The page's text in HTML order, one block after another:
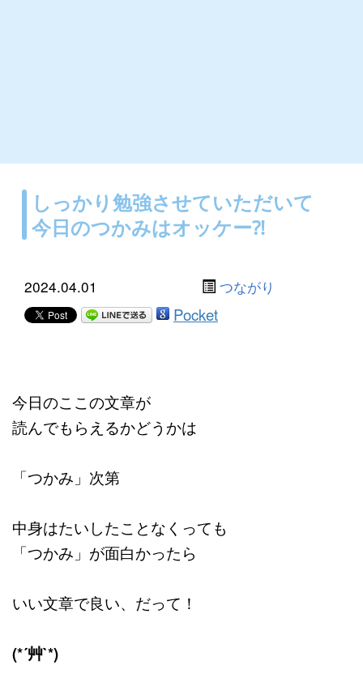
しっかり勉強させていただいて
今日のつかみはオッケー⁈
2024.04.01 つながり
Pocket
今日のここの文章が
読んでもらえるかどうかは
「つかみ」次第
中身はたいしたことなくっても
「つかみ」が面白かったら
いい文章で良い、だって！
(*´艸`*)